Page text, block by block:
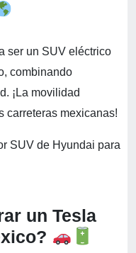
ser un SUV eléctrico
combinando
¡La movilidad
carreteras mexicanas!
SUV de Hyundai para
un Tesla